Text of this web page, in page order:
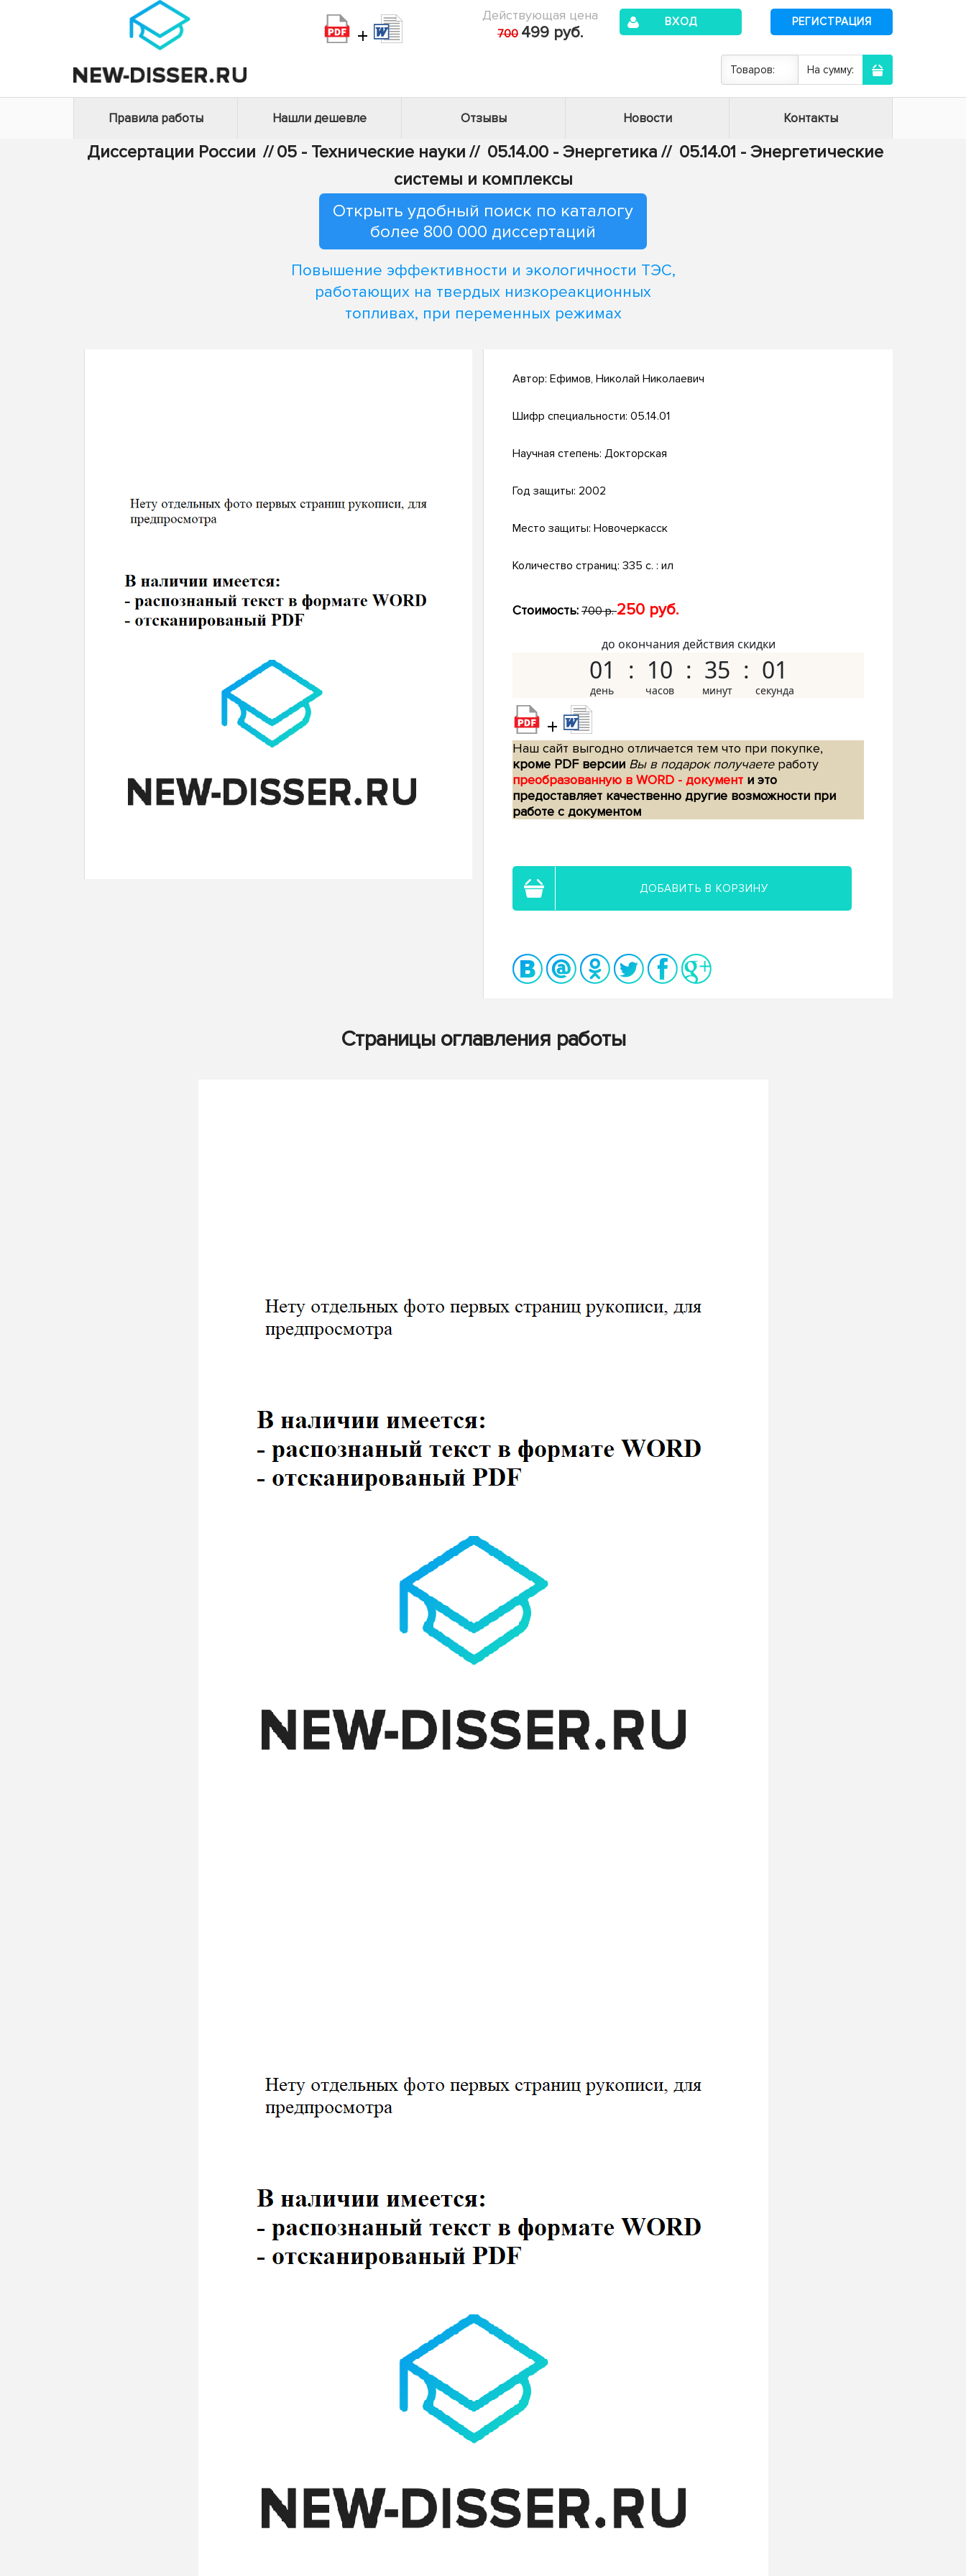
+
Действующая цена
700 499 руб.
ВХОД РЕГИСТРАЦИЯ
Товаров: На сумму:
Правила работы Нашли дешевле Отзывы Новости Контакты
Диссертации России // 05 - Технические науки // 05.14.00 - Энергетика // 05.14.01 - Энергетические
системы и комплексы
Открыть удобный поиск по каталогу
более 800 000 диссертаций
Повышение эффективности и экологичности ТЭС,
работающих на твердых низкореакционных
топливах, при переменных режимах
Автор: Ефимов, Николай Николаевич
Шифр специальности: 05.14.01
Научная степень: Докторская
Год защиты: 2002
Место защиты: Новочеркасск
Количество страниц: 335 с. : ил
Стоимость: 700 р.250 руб.
до окончания действия скидки
01 10 35 00
+
Наш сайт выгодно отличается тем что при покупке,
кроме PDF версии Вы в подарок получаетеработу
преобразованную в WORD - документ и это
предоставляет качественно другие возможности при
работе с документом
ДОБАВИТЬ В КОРЗИНУ
Страницы оглавления работы